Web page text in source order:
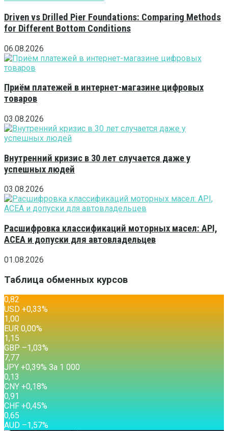
Driven vs Drilled Pier Foundations: Comparing Methods
for Different Bottom Conditions
06.08.2026
Приём платежей в интернет-магазине цифровых
товаров
03.08.2026
Внутренний кризис в 30 лет случается даже у
успешных людей
03.08.2026
Расшифровка классификаций моторных масел: API,
ACEA и допуски для автовладельцев
01.08.2026
Таблица обменных курсов
0,82
USD +0,33%
1,00
EUR 0,00%
1,15
GBP –1,03%
7,77
JPY +0,39% За 1 000
0,13
CNY +0,18%
0,91
CHF +0,45%
0,65
AUD –1,57%